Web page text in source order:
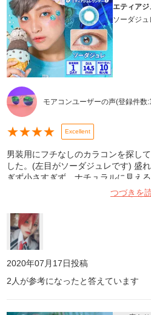
エティア
ソーダジュ
モアコンユーザーの声(登録件数:
★★★★ Excellent
男装用にフチなしのカラコンを探し
した。(左目がソーダジュレです) 盛
ぎず小さすぎず、ナチュラルに見え
目が乾燥してしまい長時間は付けら
つづきを
2020年07月17日投稿
2 人が参考になったと答えています